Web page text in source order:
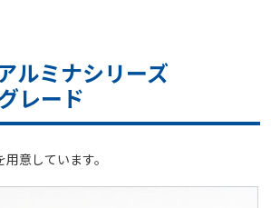
ルミナシリーズ
レード
意しています。